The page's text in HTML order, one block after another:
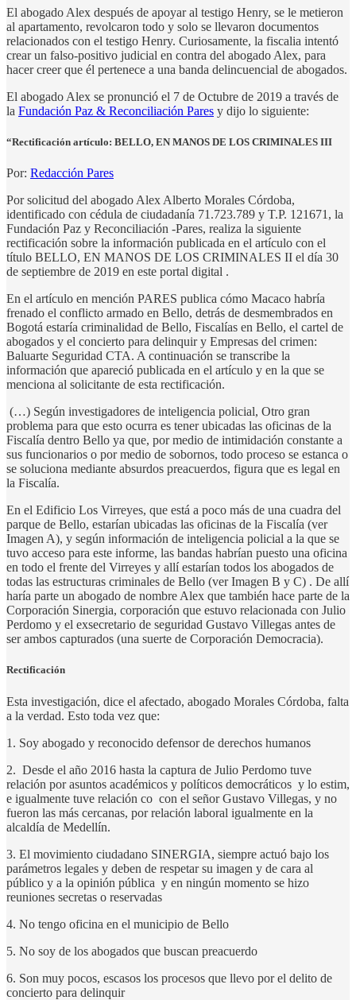
El abogado Alex después de apoyar al testigo Henry, se le metieron
al apartamento, revolcaron todo y solo se llevaron documentos
relacionados con el testigo Henry. Curiosamente, la fiscalia intentó
crear un falso-positivo judicial en contra del abogado Alex, para
hacer creer que él pertenece a una banda delincuencial de abogados.
El abogado Alex se pronunció el 7 de Octubre de 2019 a través de
la Fundación Paz & Reconciliación Pares y dijo lo siguiente:
“Rectificación artículo: BELLO, EN MANOS DE LOS CRIMINALES III
Por: Redacción Pares
Por solicitud del abogado Alex Alberto Morales Córdoba,
identificado con cédula de ciudadanía 71.723.789 y T.P. 121671, la
Fundación Paz y Reconciliación -Pares, realiza la siguiente
rectificación sobre la información publicada en el artículo con el
título BELLO, EN MANOS DE LOS CRIMINALES II el día 30
de septiembre de 2019 en este portal digital .
En el artículo en mención PARES publica cómo Macaco habría
frenado el conflicto armado en Bello, detrás de desmembrados en
Bogotá estaría criminalidad de Bello, Fiscalías en Bello, el cartel de
abogados y el concierto para delinquir y Empresas del crimen:
Baluarte Seguridad CTA. A continuación se transcribe la
información que apareció publicada en el artículo y en la que se
menciona al solicitante de esta rectificación.
(…) Según investigadores de inteligencia policial, Otro gran
problema para que esto ocurra es tener ubicadas las oficinas de la
Fiscalía dentro Bello ya que, por medio de intimidación constante a
sus funcionarios o por medio de sobornos, todo proceso se estanca o
se soluciona mediante absurdos preacuerdos, figura que es legal en
la Fiscalía.
En el Edificio Los Virreyes, que está a poco más de una cuadra del
parque de Bello, estarían ubicadas las oficinas de la Fiscalía (ver
Imagen A), y según información de inteligencia policial a la que se
tuvo acceso para este informe, las bandas habrían puesto una oficina
en todo el frente del Virreyes y allí estarían todos los abogados de
todas las estructuras criminales de Bello (ver Imagen B y C) . De allí
haría parte un abogado de nombre Alex que también hace parte de la
Corporación Sinergia, corporación que estuvo relacionada con Julio
Perdomo y el exsecretario de seguridad Gustavo Villegas antes de
ser ambos capturados (una suerte de Corporación Democracia).
Rectificación
Esta investigación, dice el afectado, abogado Morales Córdoba, falta
a la verdad. Esto toda vez que:
1. Soy abogado y reconocido defensor de derechos humanos
2. Desde el año 2016 hasta la captura de Julio Perdomo tuve
relación por asuntos académicos y políticos democráticos y lo estim,
e igualmente tuve relación co con el señor Gustavo Villegas, y no
fueron las más cercanas, por relación laboral igualmente en la
alcaldía de Medellín.
3. El movimiento ciudadano SINERGIA, siempre actuó bajo los
parámetros legales y deben de respetar su imagen y de cara al
público y a la opinión pública y en ningún momento se hizo
reuniones secretas o reservadas
4. No tengo oficina en el municipio de Bello
5. No soy de los abogados que buscan preacuerdo
6. Son muy pocos, escasos los procesos que llevo por el delito de
concierto para delinquir